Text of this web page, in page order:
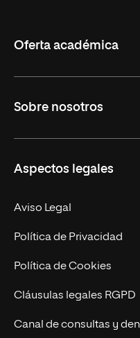
Oferta académica
Másteres Oficiales
Doctorados
Experto Universitario
Postgrados
Cursos Universitarios
Sobre nosotros
Facultades
Nuestro Equipo
Trabaja en UNIR
Actualidad
UNIR Revista
Eventos
Aspectos legales
Aviso Legal
Política de Privacidad
Política de Cookies
Cláusulas legales RGPD
Canal de consultas y